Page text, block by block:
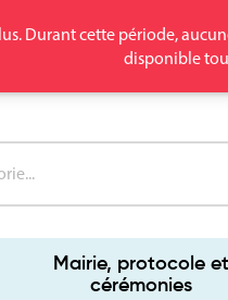
Durant cette période,
disponible
Mairie, protocole et
cérémonies